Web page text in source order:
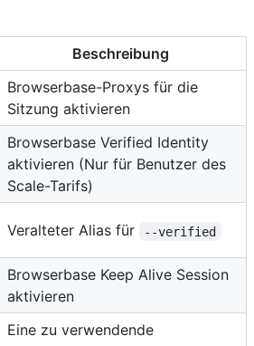
Beschreibung
Browserbase-Proxys für die
Sitzung aktivieren
Browserbase Verified Identity
aktivieren (Nur für Benutzer des
Scale-Tarifs)
Veralteter Alias für --verified
Browserbase Keep Alive Session
aktivieren
Eine zu verwendende